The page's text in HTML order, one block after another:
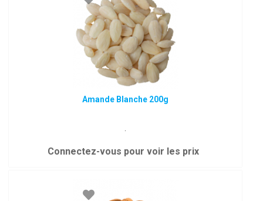
Amande Blanche 200g
.
Connectez-vous pour voir les prix